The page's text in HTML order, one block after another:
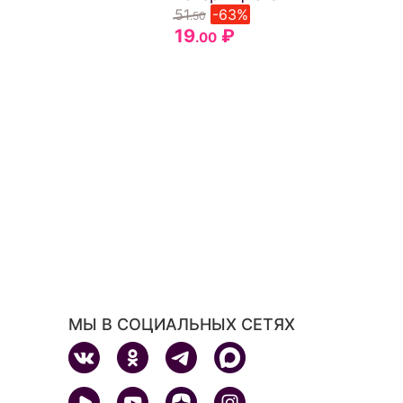
51.50 -63%
19.00₽
МЫ В СОЦИАЛЬНЫХ СЕТЯХ